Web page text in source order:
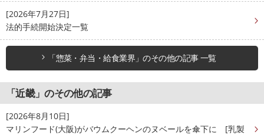
[2026年7月27日]
法的手続開始決定一覧
「惣菜・弁当・給食業界」のその他の記事 一覧
「近畿」のその他の記事
[2026年8月10日]
マリンフード(大阪)がバウムクーヘンのヌベールを傘下に [乳製